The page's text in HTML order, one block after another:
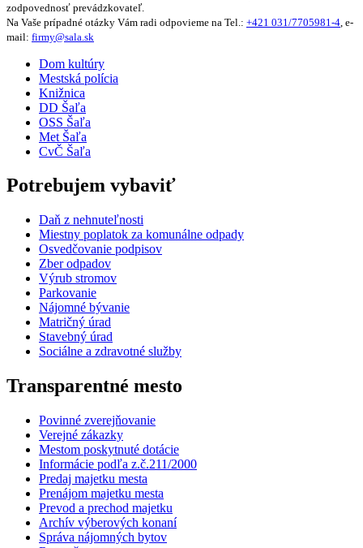
zodpovednosť prevádzkovateľ.
Na Vaše prípadné otázky Vám radi odpovieme na Tel.: +421 031/7705981-4 , e-
mail: firmy@sala.sk
Dom kultúry
Mestská polícia
Knižnica
DD Šaľa
OSS Šaľa
Met Šaľa
CvČ Šaľa
Potrebujem vybaviť
Daň z nehnuteľnosti
Miestny poplatok za komunálne odpady
Osvedčovanie podpisov
Zber odpadov
Výrub stromov
Parkovanie
Nájomné bývanie
Matričný úrad
Stavebný úrad
Sociálne a zdravotné služby
Transparentné mesto
Povinné zverejňovanie
Verejné zákazky
Mestom poskytnuté dotácie
Informácie podľa z.č.211/2000
Predaj majetku mesta
Prenájom majetku mesta
Prevod a prechod majetku
Archív výberových konaní
Správa nájomných bytov